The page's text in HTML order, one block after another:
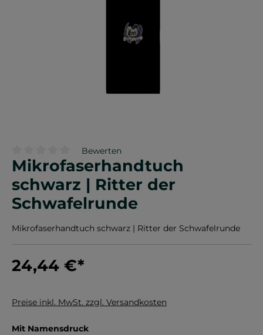
Durchschnittliche Bewertung von 0 von 5 Sternen
Bewerten
Mikrofaserhandtuch
schwarz | Ritter der
Schwafelrunde
Mikrofaserhandtuch schwarz | Ritter der Schwafelrunde
24,44 €*
Preise inkl. MwSt. zzgl. Versandkosten
Mit Namensdruckauswählen